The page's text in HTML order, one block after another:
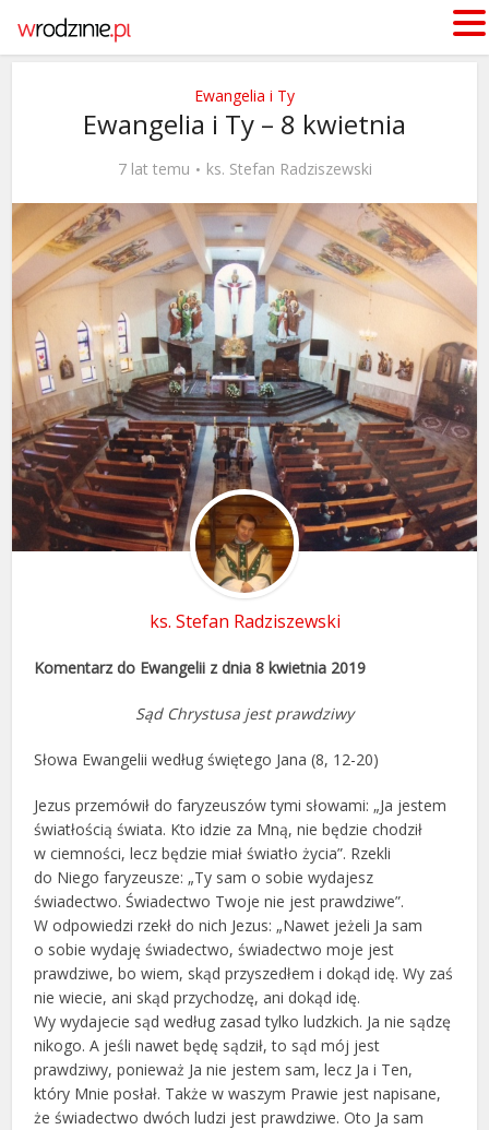
Ewangelia i Ty
Ewangelia i Ty – 8 kwietnia
7 lat temu ks. Stefan Radziszewski
ks. Stefan Radziszewski
Komentarz do Ewangelii z dnia 8 kwietnia 2019
Sąd Chrystusa jest prawdziwy
Słowa Ewangelii według świętego Jana (8, 12-20)
Jezus przemówił do faryzeuszów tymi słowami: „Ja jestem
światłością świata. Kto idzie za Mną, nie będzie chodził
w ciemności, lecz będzie miał światło życia”. Rzekli
do Niego faryzeusze: „Ty sam o sobie wydajesz
świadectwo. Świadectwo Twoje nie jest prawdziwe”.
W odpowiedzi rzekł do nich Jezus: „Nawet jeżeli Ja sam
o sobie wydaję świadectwo, świadectwo moje jest
prawdziwe, bo wiem, skąd przyszedłem i dokąd idę. Wy zaś
nie wiecie, ani skąd przychodzę, ani dokąd idę.
Wy wydajecie sąd według zasad tylko ludzkich. Ja nie sądzę
nikogo. A jeśli nawet będę sądził, to sąd mój jest
prawdziwy, ponieważ Ja nie jestem sam, lecz Ja i Ten,
który Mnie posłał. Także w waszym Prawie jest napisane,
że świadectwo dwóch ludzi jest prawdziwe. Oto Ja sam